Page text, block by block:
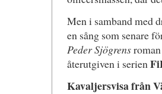
Men i samband med
en sång som senare
Peder Sjögrens
återutgiven i serien
Kavaljersvisa från